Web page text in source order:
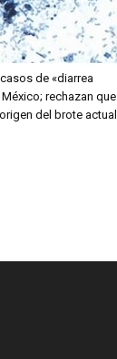
de «diarrea
rechazan que
del brote actual